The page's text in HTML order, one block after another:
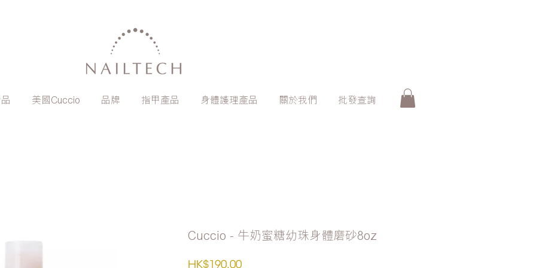
美國Cuccio 品牌 指甲產品 身體護理產品 關於我們 批發查詢
Cuccio - 牛奶蜜糖幼珠身體磨砂8oz
HK$190.00價